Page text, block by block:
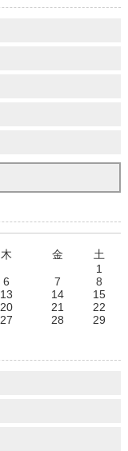
木 金
土
1
6 7
8
13 14
15
20 21
22
27 28
29